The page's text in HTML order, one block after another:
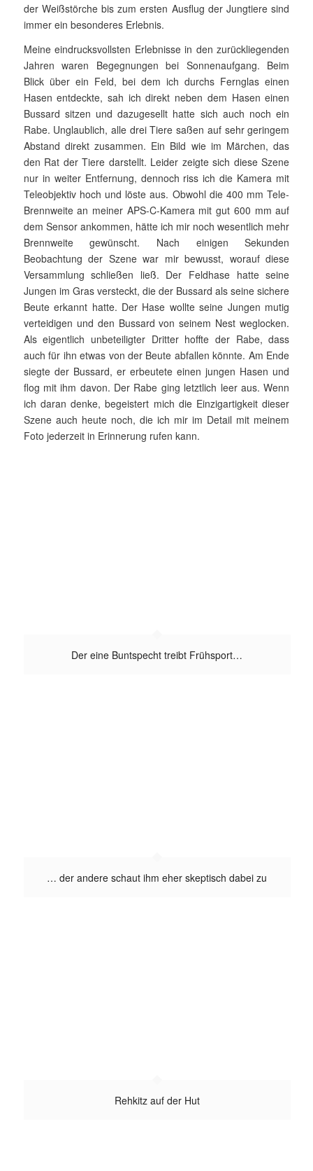
der Weißstörche bis zum ersten Ausflug der Jungtiere sind
immer ein besonderes Erlebnis.
Meine eindrucksvollsten Erlebnisse in den zurückliegenden
Jahren waren Begegnungen bei Sonnenaufgang. Beim
Blick über ein Feld, bei dem ich durchs Fernglas einen
Hasen entdeckte, sah ich direkt neben dem Hasen einen
Bussard sitzen und dazugesellt hatte sich auch noch ein
Rabe. Unglaublich, alle drei Tiere saßen auf sehr ge­ringem
Abstand direkt zusammen. Ein Bild wie im Märchen, das
den Rat der Tiere darstellt. Leider zeigte sich diese Szene
nur in weiter Entfernung, dennoch riss ich die Kamera mit
Teleobjektiv hoch und löste aus. Obwohl die 400 mm Tele-
Brennweite an meiner APS-C-Kamera mit gut 600 mm auf
dem Sensor ankommen, hätte ich mir noch wesentlich mehr
Brennweite gewünscht. Nach einigen Sekunden
Beobachtung der Szene war mir bewusst, worauf diese
Versammlung schließen ließ. Der Feldhase hatte seine
Jungen im Gras versteckt, die der Bussard als seine sichere
Beute erkannt hatte. Der Hase wollte seine Jungen mutig
verteidigen und den Bussard von seinem Nest weglocken.
Als eigentlich unbeteiligter Dritter hoffte der Rabe, dass
auch für ihn etwas von der Beute abfallen könnte. Am Ende
siegte der Bussard, er erbeutete einen jungen Hasen und
flog mit ihm davon. Der Rabe ging letztlich leer aus. Wenn
ich daran denke, begeistert mich die Einzigartigkeit dieser
Szene auch heute noch, die ich mir im Detail mit meinem
Foto je­derzeit in Erinnerung rufen kann.
Der eine Buntspecht treibt Frühsport…
… der andere schaut ihm eher skeptisch dabei zu
Rehkitz auf der Hut